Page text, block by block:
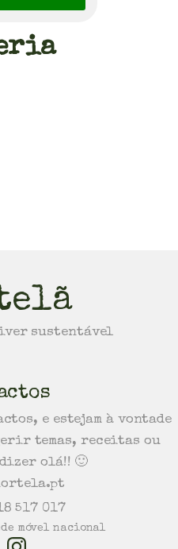
sustentável
e estejam à vontade
temas, receitas ou
olá!! 🙂
517 017
móvel nacional